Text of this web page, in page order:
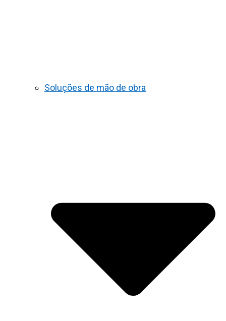
Soluções de mão de obra